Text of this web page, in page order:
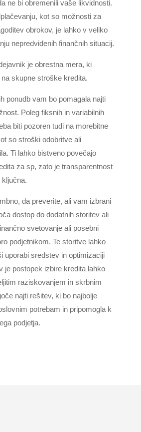
ne bi obremenili vaše likvidnosti.
kot so možnosti za
obrokov, je lahko v veliko
nepredvidenih finančnih situacij.
je obrestna mera, ki
skupne stroške kredita.
ponudb vam bo pomagala najti
Poleg fiksnih in variabilnih
biti pozoren tudi na morebitne
so stroški odobritve ali
Ti lahko bistveno povečajo
za sp, zato je transparentnost
da preverite, ali vam izbrani
dostop do dodatnih storitev ali
svetovanje ali posebni
podjetnikom. Te storitve lahko
uporabi sredstev in optimizaciji
je postopek izbire kredita lahko
raziskovanjem in skrbnim
najti rešitev, ki bo najbolje
potrebam in pripomogla k
podjetja.